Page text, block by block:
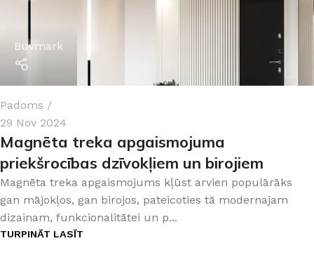
Buvmark
Padoms
29 Nov 2024
Magnēta treka apgaismojuma
priekšrocības dzīvokļiem un birojiem
Magnēta treka apgaismojums kļūst arvien populārāks
gan mājokļos, gan birojos, pateicoties tā modernajam
dizainam, funkcionalitātei un p...
TURPINĀT LASĪT